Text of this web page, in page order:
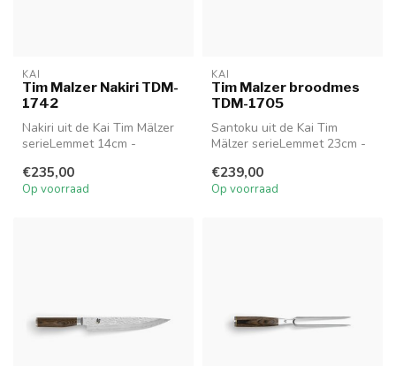
KAI
Tim Malzer Nakiri TDM-
1742
Nakiri uit de Kai Tim Mälzer
serieLemmet 14cm -
TDM 1742
€235,00
Op voorraad
KAI
Tim Malzer broodmes
TDM-1705
Santoku uit de Kai Tim
Mälzer serieLemmet 23cm -
TDM 1705
€239,00
Op voorraad